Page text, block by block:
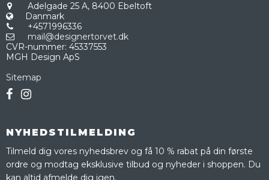
Adelgade 25 A, 8400 Ebeltoft
Danmark
+4571996336
mail@designertorvet.dk
CVR-nummer: 45337553
MGH Design ApS
Sitemap
NYHEDSTILMELDING
Tilmeld dig vores nyhedsbrev og få 10 % rabat på din første
ordre og modtag eksklusive tilbud og nyheder i shoppen. Du
kan altid afmelde dig igen.